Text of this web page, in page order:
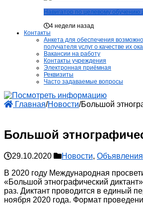
Навигатор по целевому обучению
4 недели назад
Контакты
Анкета для обеспечения
получателя услуг о качестве их
Вакансии на работу
Контакты учреждения
Электронная приёмная
Реквизиты
Часто задаваемые вопросы
Главная/Новости/Большой
Большой
29.10.2020 Новости, Объявления
В 2020 году Международная
«Большой этнографический
раз. Диктант проводится в единый
ноября 2020 года. Формат